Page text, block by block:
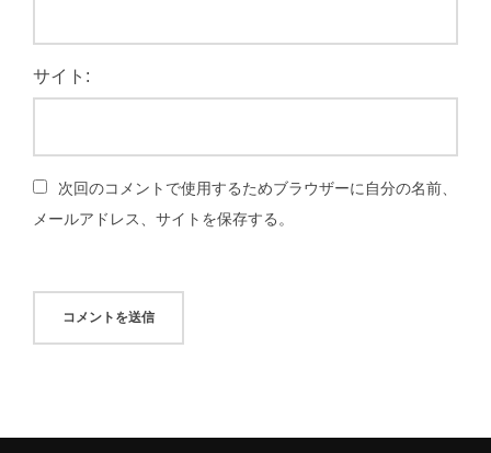
サイト:
次回のコメントで使用するためブラウザーに自分の名前、
メールアドレス、サイトを保存する。